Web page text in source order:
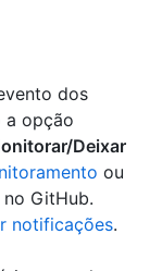
dos
a opção
Deixar
ou
GitHub.
notificações.